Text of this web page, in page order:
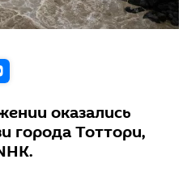
оказались
города Тоттори,